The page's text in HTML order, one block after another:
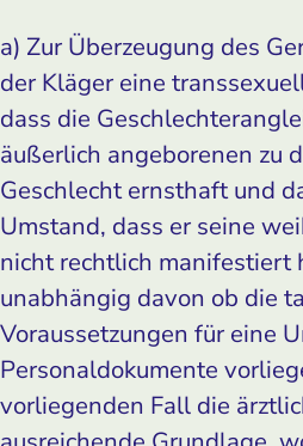
a) Zur Überzeugung des
der Kläger eine
dass die
äußerlich angeborenen zu
Geschlecht ernsthaft und
Umstand, dass er seine
nicht rechtlich manifestiert
unabhängig davon ob die
Voraussetzungen für eine
Personaldokumente
vorliegenden Fall die